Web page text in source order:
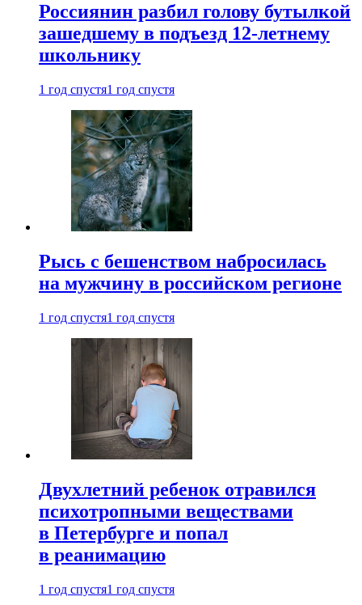
Россиянин разбил голову бутылкой
зашедшему в подъезд 12-летнему
школьнику
1 год спустя1 год спустя
Рысь с бешенством набросилась
на мужчину в российском регионе
1 год спустя1 год спустя
Двухлетний ребенок отравился
психотропными веществами
в Петербурге и попал
в реанимацию
1 год спустя1 год спустя